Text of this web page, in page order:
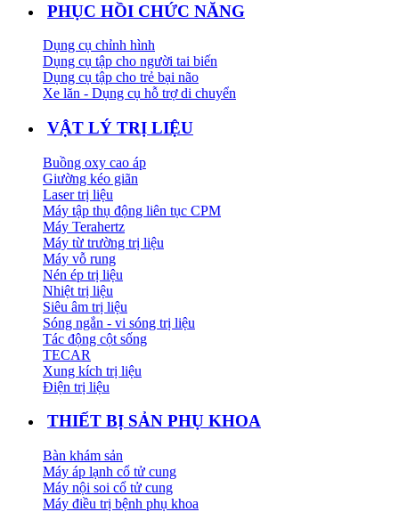
PHỤC HỒI CHỨC NĂNG
Dụng cụ chỉnh hình
Dụng cụ tập cho người tai biến
Dụng cụ tập cho trẻ bại não
Xe lăn - Dụng cụ hỗ trợ di chuyển
VẬT LÝ TRỊ LIỆU
Buồng oxy cao áp
Giường kéo giãn
Laser trị liệu
Máy tập thụ động liên tục CPM
Máy Terahertz
Máy từ trường trị liệu
Máy vỗ rung
Nén ép trị liệu
Nhiệt trị liệu
Siêu âm trị liệu
Sóng ngắn - vi sóng trị liệu
Tác động cột sống
TECAR
Xung kích trị liệu
Điện trị liệu
THIẾT BỊ SẢN PHỤ KHOA
Bàn khám sản
Máy áp lạnh cổ tử cung
Máy nội soi cổ tử cung
Máy điều trị bệnh phụ khoa